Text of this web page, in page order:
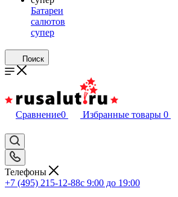
Батареи
салютов
супер
Поиск
Сравнение0 Избранные товары 0
Телефоны
+7 (495) 215-12-88c 9:00 до 19:00